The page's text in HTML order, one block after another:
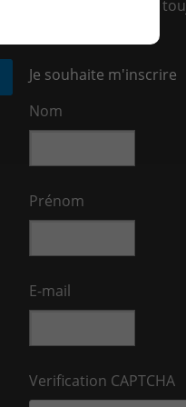
intéresser, soyez en
Je souhaite m'inscrire
Nom
Prénom
E-mail
Verification CAPTCHA